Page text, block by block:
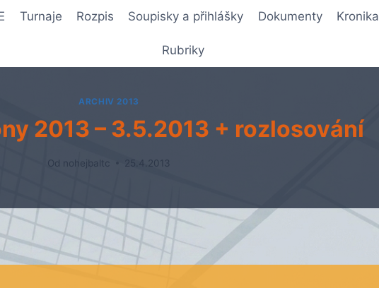
Turnaje Rozpis Soupisky a přihlášky Dokumenty Kronika
Rubriky
ARCHIV 2013
2013 – 3.5.2013 + rozlosování
Od nohejbaltc 25.4.2013